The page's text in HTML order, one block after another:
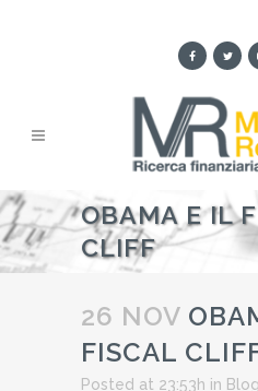
OBAMA E IL
CLIFF
26 NOV
FISCAL
Posted at 23:53h in Blog